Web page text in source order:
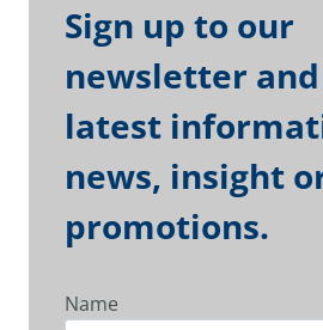
Sign up to our
newsletter
latest
news, insight
promotions.
Name